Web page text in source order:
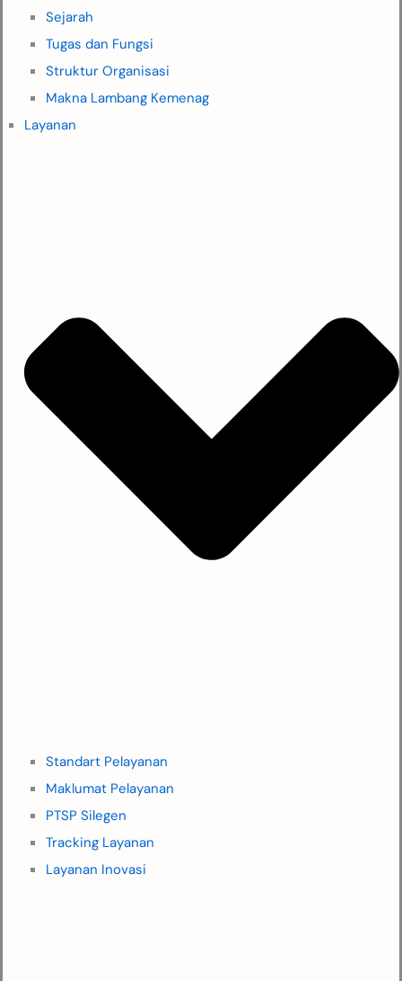
Sejarah
Tugas dan Fungsi
Struktur Organisasi
Makna Lambang Kemenag
Layanan
Standart Pelayanan
Maklumat Pelayanan
PTSP Silegen
Tracking Layanan
Layanan Inovasi